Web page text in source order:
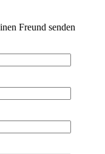
Freund senden